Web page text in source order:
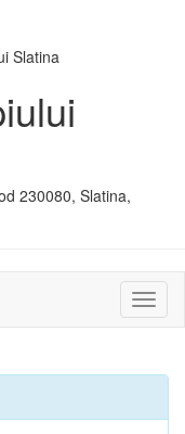
230080, Slatina,
sau